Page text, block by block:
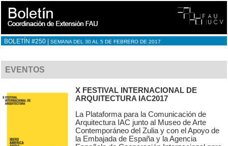
BOLETÍN #250 | SEMANA DEL 30 AL 5 DE FEBRERO DE 2017
EVENTOS
X FESTIVAL INTERNACIONAL DE
ARQUITECTURA IAC2017
La Plataforma para la Comunicación de
Arquitectura IAC junto al Museo de Arte
Contemporáneo del Zulia y con el Apoyo de
la Embajada de España y la Agencia